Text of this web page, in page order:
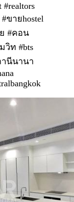
#realtors
#ขายhostel
#คอน
วิท #bts
านีนานา